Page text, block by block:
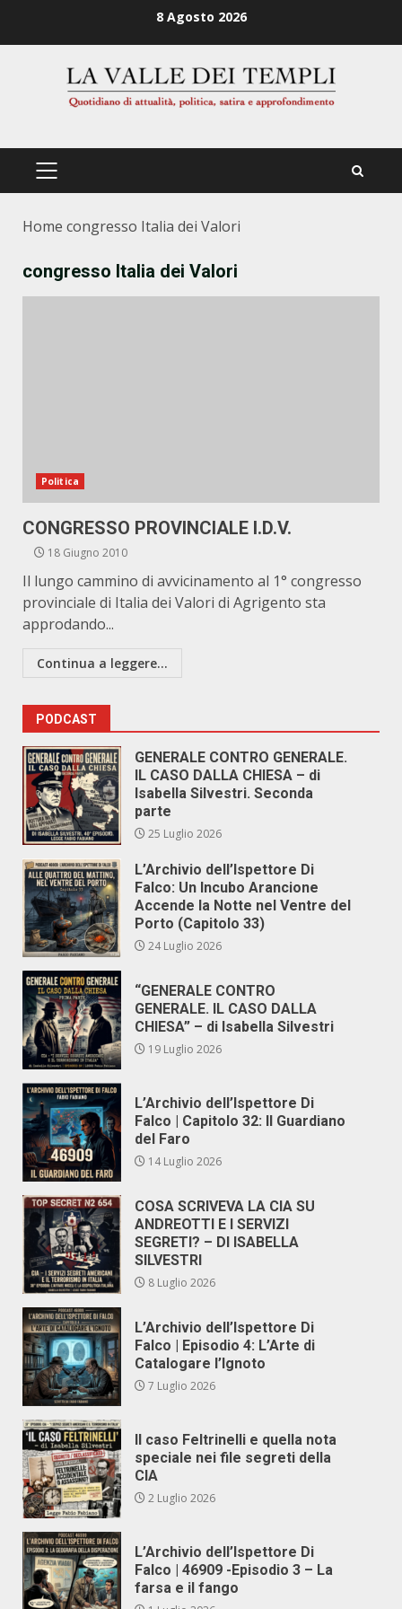
8 Agosto 2026
PRIMÄRES
Home congresso Italia dei Valori
congresso Italia dei Valori
Politica
CONGRESSO PROVINCIALE I.D.V.
18 Giugno 2010
Il lungo cammino di avvicinamento al 1° congresso
provinciale di Italia dei Valori di Agrigento sta
approdando...
Continua a leggere...
PODCAST
GENERALE CONTRO GENERALE.
IL CASO DALLA CHIESA – di
Isabella Silvestri. Seconda
parte
25 Luglio 2026
L’Archivio dell’Ispettore Di
Falco: Un Incubo Arancione
Accende la Notte nel Ventre del
Porto (Capitolo 33)
24 Luglio 2026
“GENERALE CONTRO
GENERALE. IL CASO DALLA
CHIESA” – di Isabella Silvestri
19 Luglio 2026
L’Archivio dell’Ispettore Di
Falco | Capitolo 32: Il Guardiano
del Faro
14 Luglio 2026
COSA SCRIVEVA LA CIA SU
ANDREOTTI E I SERVIZI
SEGRETI? – DI ISABELLA
SILVESTRI
8 Luglio 2026
L’Archivio dell’Ispettore Di
Falco | Episodio 4: L’Arte di
Catalogare l’Ignoto
7 Luglio 2026
Il caso Feltrinelli e quella nota
speciale nei file segreti della
CIA
2 Luglio 2026
L’Archivio dell’Ispettore Di
Falco | 46909 -Episodio 3 – La
farsa e il fango